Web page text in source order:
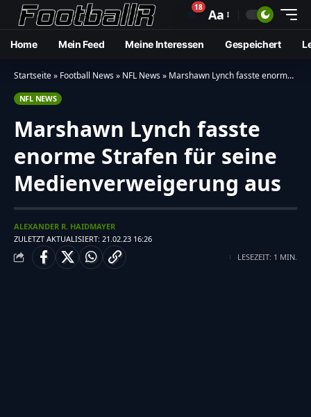
🔔18 Aa
Home Mein Feed Meine Interessen Gespeichert
Startseite» Football News» NFL News» Marshawn Lynch fasste enorme Strafen für seine Medienverweigerung aus
NFL NEWS
Marshawn Lynch fasste
enorme Strafen für seine
Medienverweigerung aus
ZULETZT AKTUALISIERT: 21.02.23 16:26
ALEXANDER R. HAIDMAYER
LESEZEIT: 1 MIN.